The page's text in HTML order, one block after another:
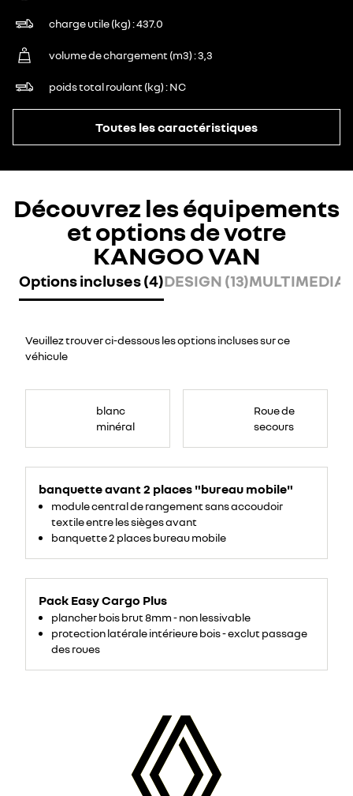
charge utile (kg) 437.0
volume de chargement (m3) 3,3
poids total roulant (kg) NC
Toutes les caractéristiques
Découvrez les équipements
et options de votre
KANGOO VAN
Options incluses (4)DESIGN (13)MULTIMEDIA
Veuillez trouver ci-dessous les options incluses sur ce
véhicule
blanc
minéral
banquette avant 2 places "bureau mobile"
module central de rangement sans accoudoir
textile entre les sièges avant
banquette 2 places bureau mobile
Roue de
secours
Pack Easy Cargo Plus
plancher bois brut 8mm - non lessivable
protection latérale intérieure bois - exclut passage
des roues